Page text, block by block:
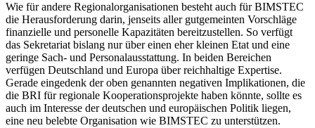
Wie für andere Regionalorganisationen besteht auch für BIMSTEC
die Herausforde­rung darin, jenseits aller gutgemeinten Vor­schläge
finanzielle und personelle Kapazi­täten bereitzustellen. So verfügt
das Sekre­tariat bislang nur über einen eher kleinen Etat und eine
geringe Sach- und Personalausstattung. In beiden Bereichen
verfügen Deutschland und Europa über reichhaltige Expertise.
Gerade eingedenk der oben ge­nannten negativen Implikationen, die
die BRI für regionale Kooperationsprojekte haben könnte, sollte es
auch im Interesse der deutschen und euro­päischen Politik liegen,
eine neu belebte Organisation wie BIMSTEC zu unterstützen.